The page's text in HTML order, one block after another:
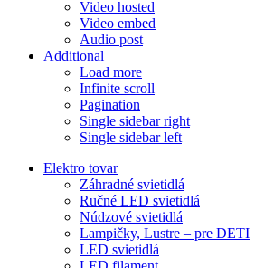
Video hosted
Video embed
Audio post
Additional
Load more
Infinite scroll
Pagination
Single sidebar right
Single sidebar left
Elektro tovar
Záhradné svietidlá
Ručné LED svietidlá
Núdzové svietidlá
Lampičky, Lustre – pre DETI
LED svietidlá